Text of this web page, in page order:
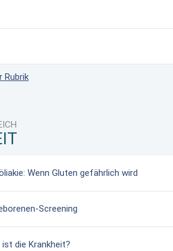
Rubrik
Wenn Gluten gefährlich wird
Screening
ist die Krankheit?